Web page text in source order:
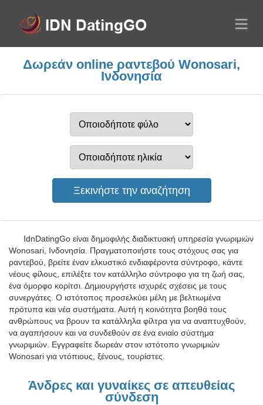
Δωρεάν online ραντεβού Wonosari,
Ινδονησία
IdnDatingGo είναι δημοφιλής διαδικτυακή υπηρεσία γνωριμιών
Wonosari, Ινδονησία. Πραγματοποιήστε τους στόχους σας για
ραντεβού, βρείτε έναν ελκυστικό ενδιαφέροντα σύντροφο, κάντε
νέους φίλους, επιλέξτε τον κατάλληλο σύντροφο για τη ζωή σας,
ένα όμορφο κορίτσι. Δημιουργήστε ισχυρές σχέσεις με τους
συνεργάτες. Ο ιστότοπος προσελκύει μέλη με βελτιωμένα
πρότυπα και νέα συστήματα. Αυτή η κοινότητα βοηθά τους
ανθρώπους να βρουν τα κατάλληλα φίλτρα για να αναπτυχθούν,
να αγαπήσουν και να συνδεθούν σε ένα ενιαίο σύστημα
γνωριμιών. Εγγραφείτε δωρεάν στον ιστότοπο γνωριμιών
Wonosari για ντόπιους, ξένους, τουρίστες.
Άνδρες και γυναίκες σε απευθείας
σύνδεση